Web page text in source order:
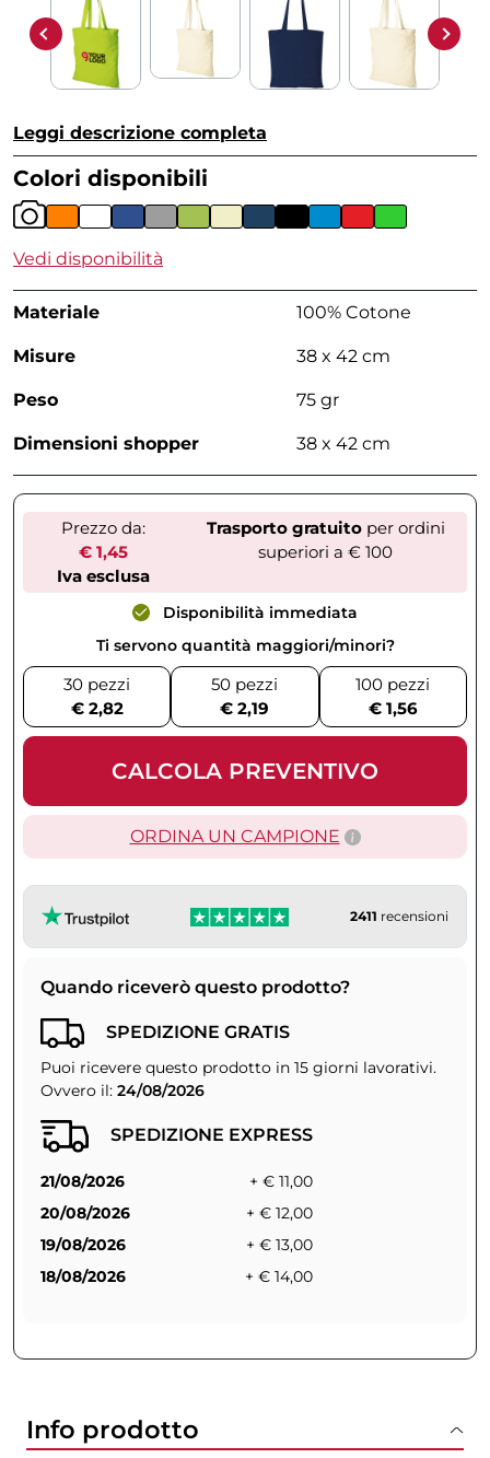
Leggi descrizione completa
Colori disponibili
Vedi disponibilità
Materiale 100% Cotone
Misure 38 x 42 cm
Peso 75 gr
Dimensioni shopper 38 x 42 cm
Prezzo da:
€ 1,45
Iva esclusa
Trasporto gratuitoper ordini
superiori a € 100
Disponibilità immediata
Ti servono quantità maggiori/minori?
30 pezzi
€ 2,82
50 pezzi
€ 2,19
100 pezzi
€ 1,56
CALCOLA PREVENTIVO
ORDINA UN CAMPIONE
2411 recensioni
Quando riceverò questo prodotto?
SPEDIZIONE GRATIS
Puoi ricevere questo prodotto in 15 giorni lavorativi.
Ovvero il: 24/08/2026
SPEDIZIONE EXPRESS
21/08/2026
+ € 11,00
20/08/2026
+ € 12,00
19/08/2026
+ € 13,00
18/08/2026
+ € 14,00
Info prodotto